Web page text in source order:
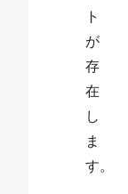
ト
が
存
在
し
ま
す。